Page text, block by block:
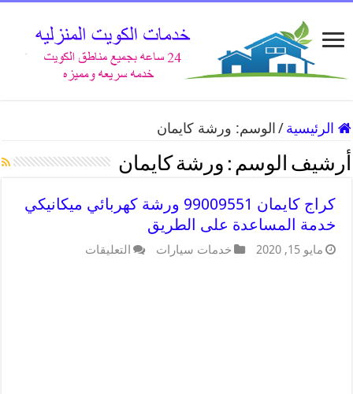
الرئيسية / الوسم: ورشة كايمان
أرشيف الوسم : ورشة كايمان
كراج كايمان 99009551 ورشة كهربائي ميكانيكي
خدمة المساعدة على الطريق
مايو 15, 2020 خدمات سيارات التعليقات